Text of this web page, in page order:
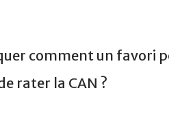
comment un favori
rater la CAN ?